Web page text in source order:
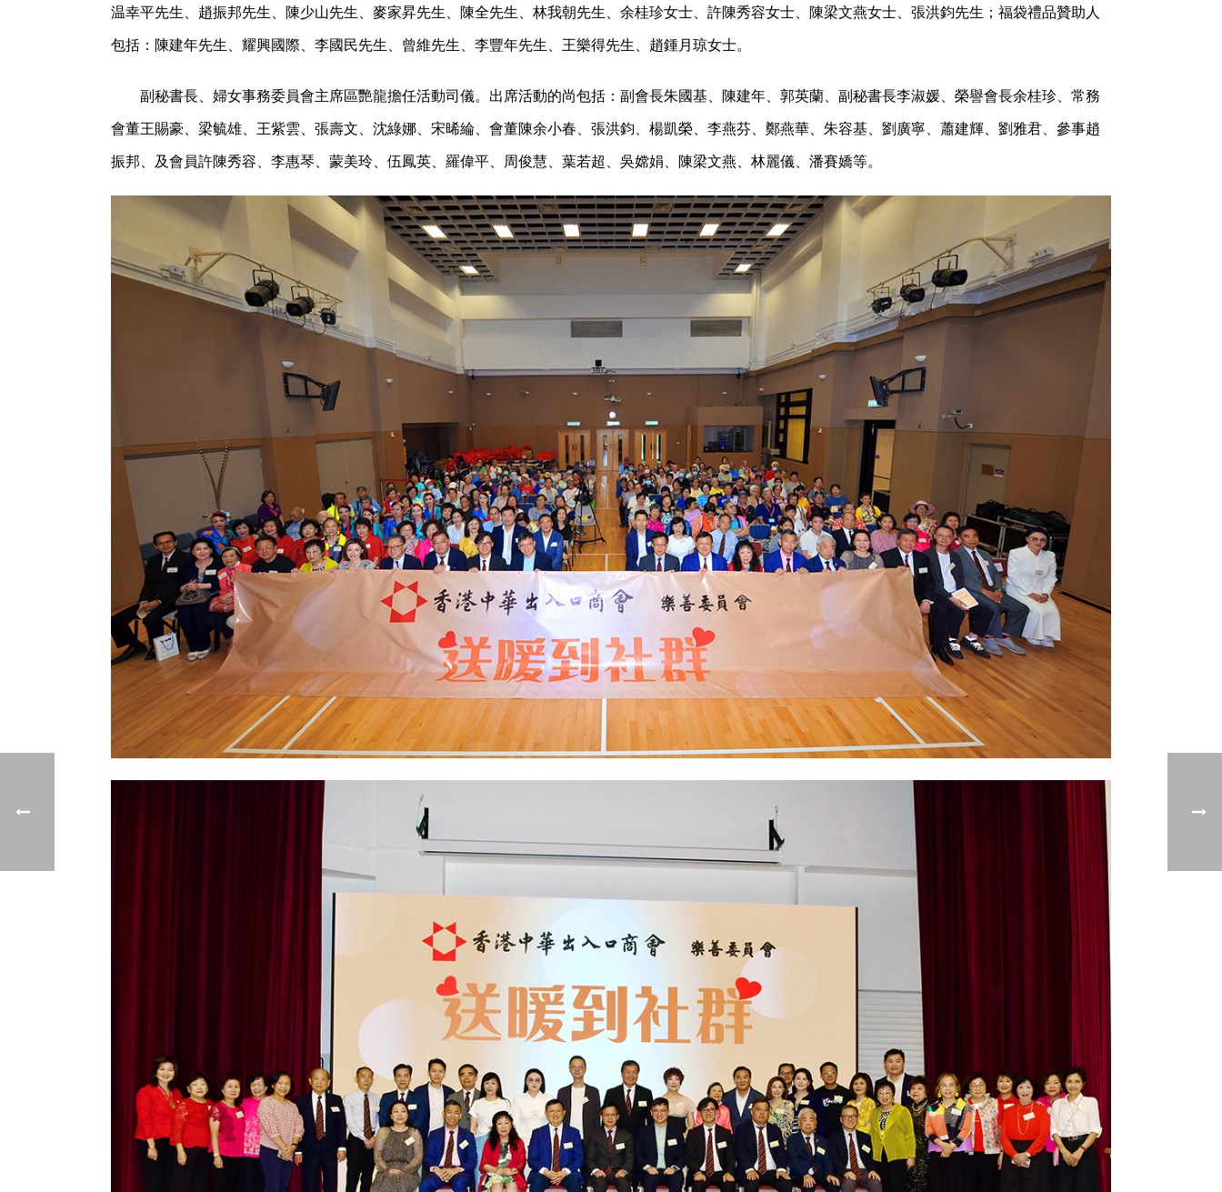
温幸平先生、趙振邦先生、陳少山先生、麥家昇先生、陳全先生、林我朝先生、余桂珍女士、許陳秀容女士、陳梁文燕女士、張洪鈞先生；福袋禮品贊助人
包括：陳建年先生、耀興國際、李國民先生、曾維先生、李豐年先生、王樂得先生、趙鍾月琼女士。
副秘書長、婦女事務委員會主席區艷龍擔任活動司儀。出席活動的尚包括：副會長朱國基、陳建年、郭英蘭、副秘書長李淑媛、榮譽會長余桂珍、常務
會董王賜豪、梁毓雄、王紫雲、張壽文、沈綠娜、宋晞綸、會董陳余小春、張洪鈞、楊凱榮、李燕芬、鄭燕華、朱容基、劉廣寧、蕭建輝、劉雅君、參事趙
振邦、及會員許陳秀容、李惠琴、蒙美玲、伍鳳英、羅偉平、周俊慧、葉若超、吳嫦娟、陳梁文燕、林麗儀、潘賽嬌等。